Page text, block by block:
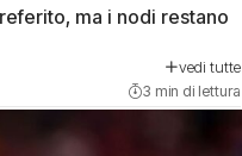
ma i nodi restano
vedi tutte
3 min di lettura